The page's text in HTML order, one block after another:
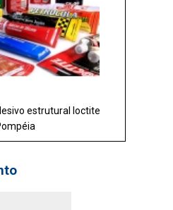
estrutural loctite